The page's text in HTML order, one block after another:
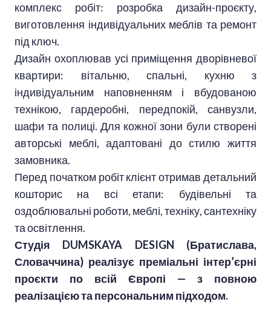
комплекс робіт: розробка дизайн-проєкту,
виготовлення індивідуальних меблів та ремонт
під ключ.
Дизайн охоплював усі приміщення дворівневої
квартири: вітальню, спальні, кухню з
індивідуальним наповненням і вбудованою
технікою, гардеробні, передпокій, санвузли,
шафи та полиці. Для кожної зони були створені
авторські меблі, адаптовані до стилю життя
замовника.
Перед початком робіт клієнт отримав детальний
кошторис на всі етапи: будівельні та
оздоблювальні роботи, меблі, техніку, сантехніку
та освітлення.
Студія DUMSKAYA DESIGN (Братислава,
Словаччина) реалізує преміальні інтер’єрні
проєкти по всій Європі — з повною
реалізацією та персональним підходом.